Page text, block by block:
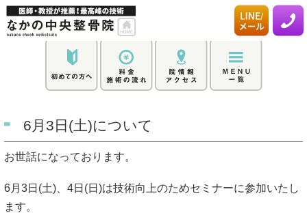
6月3日(土)について
お世話になっております。
6月3日(土)、4日(日)は技術向上のためセミナーに参加いたし
ます。